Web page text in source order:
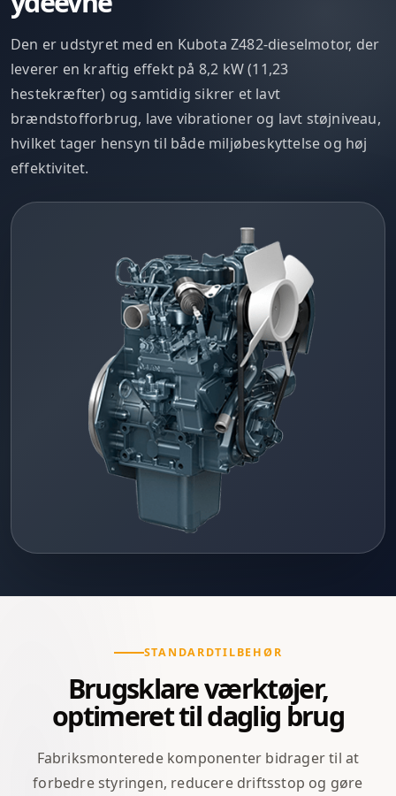
Den er udstyret med en Kubota Z482-dieselmotor, der
leverer en kraftig effekt på 8,2 kW (11,23
hestekræfter) og samtidig sikrer et lavt
brændstofforbrug, lave vibrationer og lavt støjniveau,
hvilket tager hensyn til både miljøbeskyttelse og høj
effektivitet.
STANDARDTILBEHØR
Brugsklare værktøjer,
optimeret til daglig brug
Fabriksmonterede komponenter bidrager til at
forbedre styringen, reducere driftsstop og gøre